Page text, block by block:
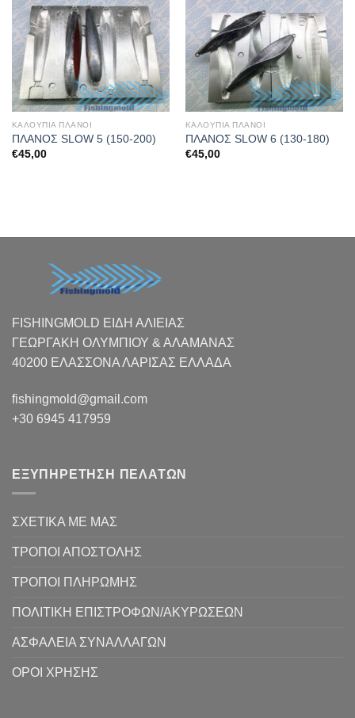
ΚΑΛΟΥΠΙΑ ΠΛΑΝΟΙ
ΠΛΑΝΟΣ SLOW 5 (150-200)
€45,00
ΚΑΛΟΥΠΙΑ ΠΛΑΝΟΙ
ΠΛΑΝΟΣ SLOW 6 (130-180)
€45,00
FISHINGMOLD ΕΙΔΗ ΑΛΙΕΙΑΣ
ΓΕΩΡΓΑΚΗ ΟΛΥΜΠΙΟΥ & ΑΛΑΜΑΝΑΣ
40200 ΕΛΑΣΣΟΝΑ ΛΑΡΙΣΑΣ EΛΛΑΔΑ
fishingmold@gmail.com
+30 6945 417959
ΕΞΥΠΗΡΕΤΗΣΗ ΠΕΛΑΤΩΝ
ΣΧΕΤΙΚΑ ΜΕ ΜΑΣ
ΤΡΟΠΟΙ ΑΠΟΣΤΟΛΗΣ
ΤΡΟΠΟΙ ΠΛΗΡΩΜΗΣ
ΠΟΛΙΤΙΚΗ ΕΠΙΣΤΡΟΦΩΝ/ΑΚΥΡΩΣΕΩΝ
ΑΣΦΑΛΕΙΑ ΣΥΝΑΛΛΑΓΩΝ
ΟΡΟΙ ΧΡΗΣΗΣ